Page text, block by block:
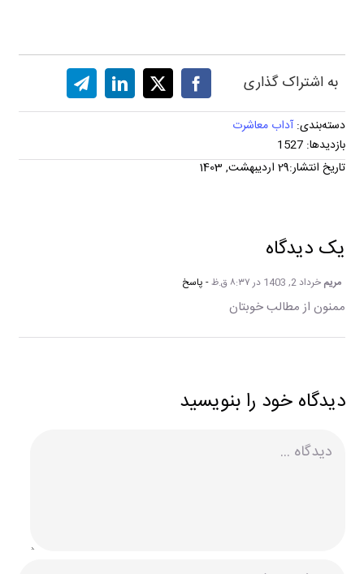
به اشتراک گذاری
دسته‌بندی:آداب معاشرت
بازدیدها: 1527
تاریخ انتشار:29 اردیبهشت, 1403
یک دیدگاه
مریم خرداد 2, 1403 در ۸:۳۷ ق.ظ - پاسخ
ممنون از مطالب خوبتان
دیدگاه خود را بنویسید